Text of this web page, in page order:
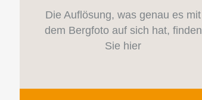
Die Auflösung, was genau es mit
dem Bergfoto auf sich hat, finden
Sie hier